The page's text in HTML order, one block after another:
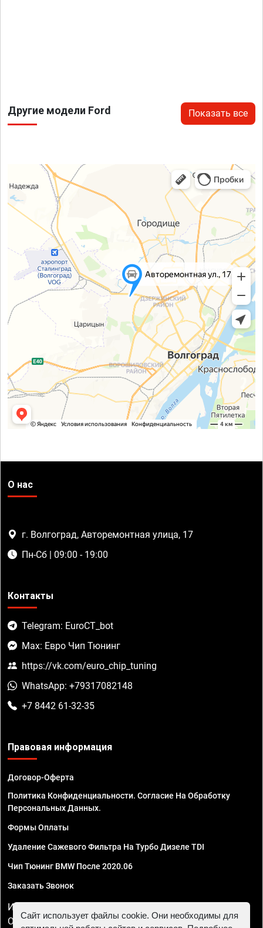
Другие модели Ford Показать все
О нас
г. Волгоград, Авторемонтная улица, 17
Пн-Сб | 09:00 - 19:00
Контакты
Telegram: EuroCT_bot
Max: Евро Чип Тюнинг
https://vk.com/euro_chip_tuning
WhatsApp: +79317082148
+7 8442 61-32-35
Правовая информация
Договор-Оферта
Политика Конфиденциальности. Согласие На Обработку
Персональных Данных.
Формы Оплаты
Удаление Сажевого Фильтра На Турбо Дизеле TDI
Чип Тюнинг BMW После 2020.06
Заказать Звонок
ИП Смирнов Георгий Павлович. ИНН 781302555843,
ОГРНИП 324470400032610
Сайт использует файлы cookie. Они необходимы для